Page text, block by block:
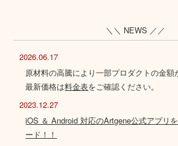
＼＼ NEWS ／／
2026.06.17
原材料の高騰により一部プロダクトの金額
最新価格は料金表をご確認ください。
2023.12.27
iOS ＆ Android 対応のArtgene公式アプリ
ード！！